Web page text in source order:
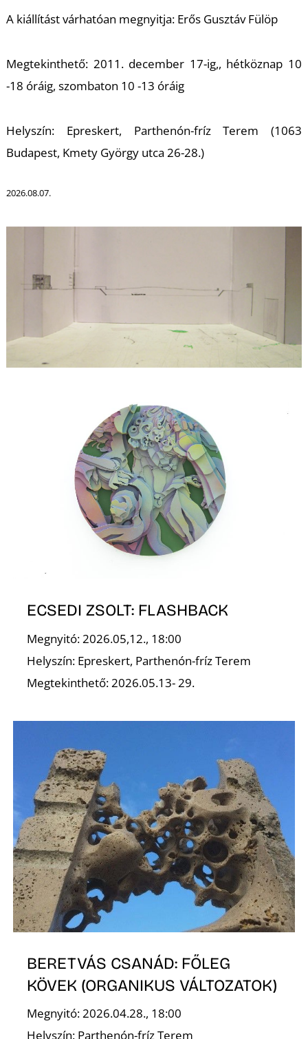
A kiállítást várhatóan megnyitja: Erős Gusztáv Fülöp
Megtekinthető: 2011. december 17-ig,, hétköznap 10
-18 óráig, szombaton 10 -13 óráig
Helyszín: Epreskert, Parthenón-fríz Terem (1063
Budapest, Kmety György utca 26-28.)
2026.08.07.
ECSEDI ZSOLT: FLASHBACK
Megnyitó: 2026.05,12., 18:00
Helyszín: Epreskert, Parthenón-fríz Terem
Megtekinthető: 2026.05.13- 29.
BERETVÁS CSANÁD: FŐLEG
KÖVEK (ORGANIKUS VÁLTOZATOK)
Megnyitó: 2026.04.28., 18:00
Helyszín: Parthenón-fríz Terem